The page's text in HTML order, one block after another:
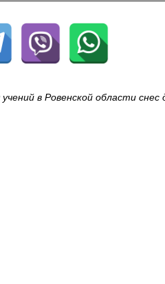
в Ровенской области снес